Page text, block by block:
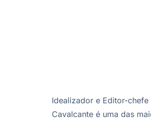
Idealizador e Editor-
Cavalcante é uma das